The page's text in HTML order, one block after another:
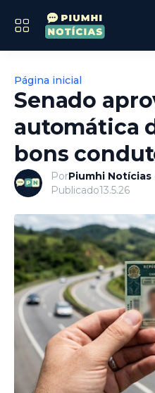
Página inicial
Senado
automática
bons
PorPiumhi Notícias
Publicado13.5.26